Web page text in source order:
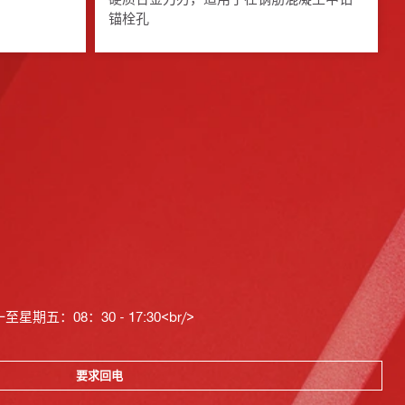
锚栓孔
星期五：08：30 - 17:30<br/>
要求回电